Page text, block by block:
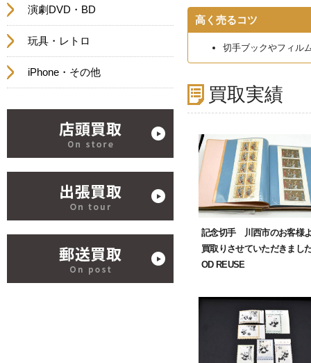
高く売るコツ
切手ブックやフィル
買取実績
記念切手 川西市のお客様
買取りさせていただきまし
OD REUSE
演劇DVD・BD
玩具・レトロ
iPhone・その他